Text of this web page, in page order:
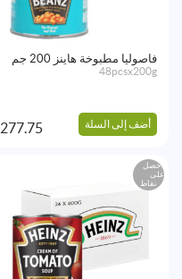
فاصوليا مطبوخة هاينز 200 جم
48pcsx200g
أضف إلى السلة 277.75
احصل
على
نقاط